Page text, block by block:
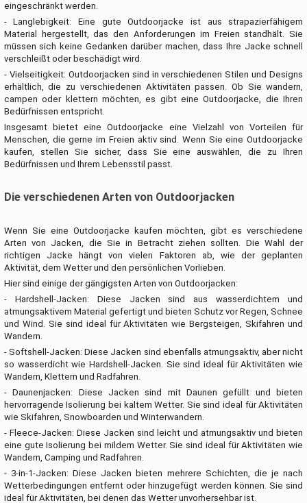
eingeschränkt werden.
- Langlebigkeit: Eine gute Outdoorjacke ist aus strapazierfähigem
Material hergestellt, das den Anforderungen im Freien standhält. Sie
müssen sich keine Gedanken darüber machen, dass Ihre Jacke schnell
verschleißt oder beschädigt wird.
- Vielseitigkeit: Outdoorjacken sind in verschiedenen Stilen und Designs
erhältlich, die zu verschiedenen Aktivitäten passen. Ob Sie wandern,
campen oder klettern möchten, es gibt eine Outdoorjacke, die Ihren
Bedürfnissen entspricht.
Insgesamt bietet eine Outdoorjacke eine Vielzahl von Vorteilen für
Menschen, die gerne im Freien aktiv sind. Wenn Sie eine Outdoorjacke
kaufen, stellen Sie sicher, dass Sie eine auswählen, die zu Ihren
Bedürfnissen und Ihrem Lebensstil passt.
Die verschiedenen Arten von Outdoorjacken
Wenn Sie eine Outdoorjacke kaufen möchten, gibt es verschiedene
Arten von Jacken, die Sie in Betracht ziehen sollten. Die Wahl der
richtigen Jacke hängt von vielen Faktoren ab, wie der geplanten
Aktivität, dem Wetter und den persönlichen Vorlieben.
Hier sind einige der gängigsten Arten von Outdoorjacken:
- Hardshell-Jacken: Diese Jacken sind aus wasserdichtem und
atmungsaktivem Material gefertigt und bieten Schutz vor Regen, Schnee
und Wind. Sie sind ideal für Aktivitäten wie Bergsteigen, Skifahren und
Wandern.
- Softshell-Jacken: Diese Jacken sind ebenfalls atmungsaktiv, aber nicht
so wasserdicht wie Hardshell-Jacken. Sie sind ideal für Aktivitäten wie
Wandern, Klettern und Radfahren.
- Daunenjacken: Diese Jacken sind mit Daunen gefüllt und bieten
hervorragende Isolierung bei kaltem Wetter. Sie sind ideal für Aktivitäten
wie Skifahren, Snowboarden und Winterwandern.
- Fleece-Jacken: Diese Jacken sind leicht und atmungsaktiv und bieten
eine gute Isolierung bei mildem Wetter. Sie sind ideal für Aktivitäten wie
Wandern, Camping und Radfahren.
- 3-in-1-Jacken: Diese Jacken bieten mehrere Schichten, die je nach
Wetterbedingungen entfernt oder hinzugefügt werden können. Sie sind
ideal für Aktivitäten, bei denen das Wetter unvorhersehbar ist.